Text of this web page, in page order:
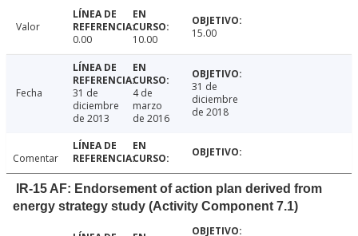
Valor
0.00
10.00 15.00
Fecha
31 de
diciembre
de 2013
4 de
marzo
de 2016
31 de
diciembre
de 2018
Comentar
IR-15 AF: Endorsement of action plan derived from
energy strategy study (Activity Component 7.1)